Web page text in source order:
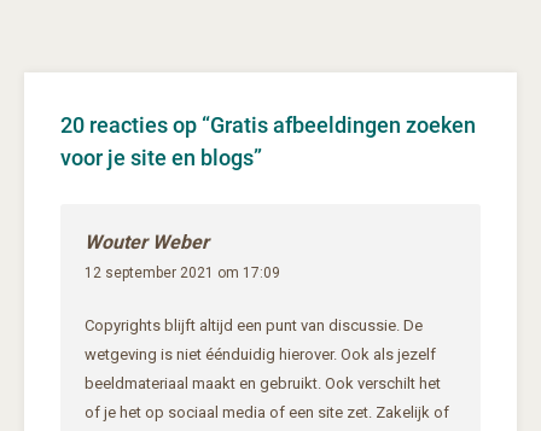
20 reacties op “Gratis afbeeldingen zoeken
voor je site en blogs”
Wouter Weber
12 september 2021 om 17:09
Copyrights blijft altijd een punt van discussie. De
wetgeving is niet éénduidig hierover. Ook als jezelf
beeldmateriaal maakt en gebruikt. Ook verschilt het
of je het op sociaal media of een site zet. Zakelijk of